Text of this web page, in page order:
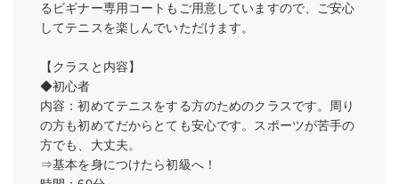
るビギナー専用コートもご用意していますので、ご安心
してテニスを楽しんでいただけます。
【クラスと内容】
◆初心者
内容：初めてテニスをする方のためのクラスです。周り
の方も初めてだからとても安心です。スポーツが苦手の
方でも、大丈夫。
⇒基本を身につけたら初級へ！